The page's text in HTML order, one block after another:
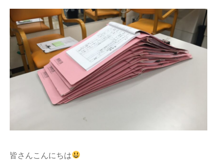
皆さんこんにちは
デイステーション
居宅介護・訪問介護
快護ラボ知技心
求人情報
info